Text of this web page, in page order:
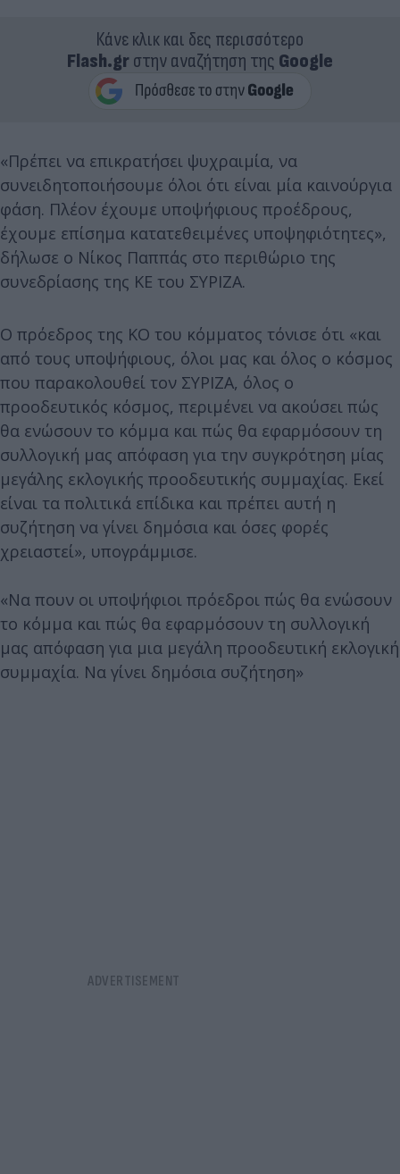
Κάνε κλικ και δες περισσότερο
Flash.grστην αναζήτηση της Google
«Πρέπει να επικρατήσει ψυχραιμία, να
συνειδητοποιήσουμε όλοι ότι είναι μία καινούργια
φάση. Πλέον έχουμε υποψήφιους προέδρους,
έχουμε επίσημα κατατεθειμένες υποψηφιότητες»,
δήλωσε ο Νίκος Παππάς στο περιθώριο της
συνεδρίασης της ΚΕ του ΣΥΡΙΖΑ.
Ο πρόεδρος της ΚΟ του κόμματος τόνισε ότι «και
από τους υποψήφιους, όλοι μας και όλος ο κόσμος
που παρακολουθεί τον ΣΥΡΙΖΑ, όλος ο
προοδευτικός κόσμος, περιμένει να ακούσει πώς
θα ενώσουν το κόμμα και πώς θα εφαρμόσουν τη
συλλογική μας απόφαση για την συγκρότηση μίας
μεγάλης εκλογικής προοδευτικής συμμαχίας. Εκεί
είναι τα πολιτικά επίδικα και πρέπει αυτή η
συζήτηση να γίνει δημόσια και όσες φορές
χρειαστεί», υπογράμμισε.
«Να πουν οι υποψήφιοι πρόεδροι πώς θα ενώσουν
το κόμμα και πώς θα εφαρμόσουν τη συλλογική
μας απόφαση για μια μεγάλη προοδευτική εκλογική
συμμαχία. Να γίνει δημόσια συζήτηση»